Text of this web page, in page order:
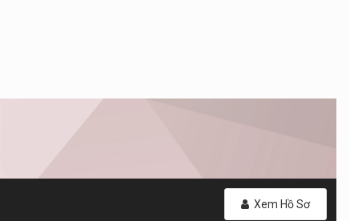
Xem Hồ Sơ